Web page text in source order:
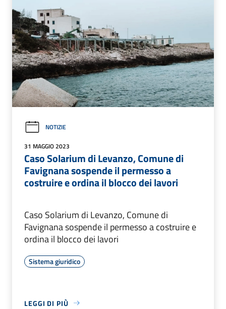
NOTIZIE
31 MAGGIO 2023
Caso Solarium di Levanzo, Comune di
Favignana sospende il permesso a
costruire e ordina il blocco dei lavori
Caso Solarium di Levanzo, Comune di
Favignana sospende il permesso a costruire e
ordina il blocco dei lavori
Sistema giuridico
LEGGI DI PIÙ